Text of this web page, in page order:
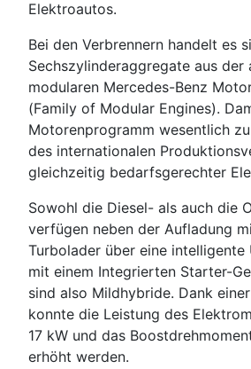
Elektroautos.
Bei den Verbrennern handelt es
Sechszylinderaggregate aus der
modularen Mercedes-Benz
(Family of Modular Engines).
Motorenprogramm wesentlich
des internationalen
gleichzeitig bedarfsgerechter
Sowohl die Diesel- als auch die
verfügen neben der Aufladung
Turbolader über eine intelligente
mit einem Integrierten Starter-
sind also Mildhybride. Dank
konnte die Leistung des
17 kW und das
erhöht werden.